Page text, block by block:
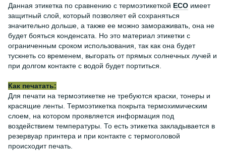
Данная этикетка по сравнению с термоэтикеткой ЕСО имеет
защитный слой, который позволяет ей сохраняться
значительно дольше, а также ее можно замораживать, она не
будет бояться конденсата. Но это материал этикетки с
ограниченным сроком использования, так как она будет
тускнеть со временем, выгорать от прямых солнечных лучей и
при долгом контакте с водой будет портиться.
Как печатать:
Для печати на термоэтикетке не требуются краски, тонеры и
красящие ленты. Термоэтикетка покрыта термохимическим
слоем, на котором проявляется информация под
воздействием температуры. То есть этикетка закладывается в
резервуар принтера и при контакте с термоголовой
происходит печать.